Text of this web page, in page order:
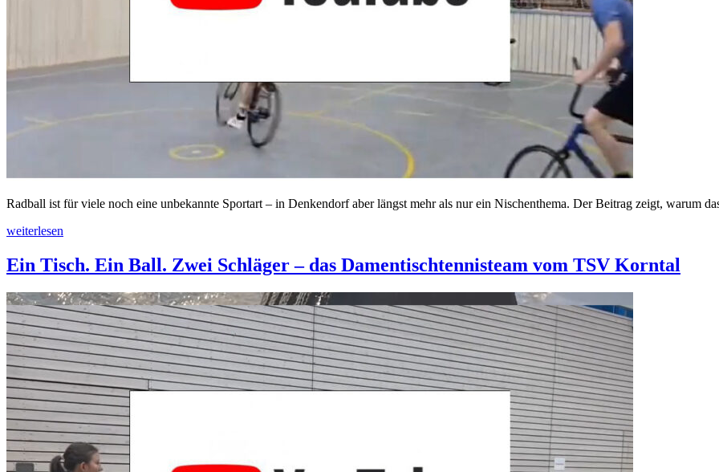
Radball ist für viele noch eine unbekannte Sportart – in Denkendorf aber längst mehr als nur ein Nischenthema. Der Beitrag zeigt, warum
weiterlesen
Ein Tisch. Ein Ball. Zwei Schläger – das Damentischtennisteam vom TSV Korntal